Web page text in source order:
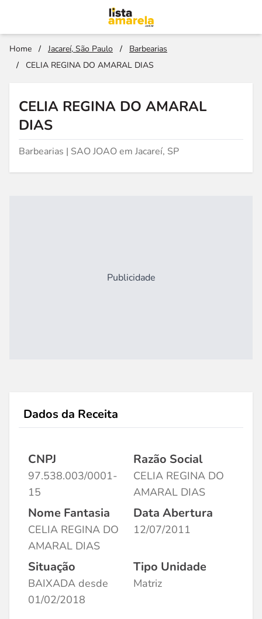
Home / Jacareí, São Paulo /
Barbearias
/
CELIA REGINA DO AMARAL DIAS
CELIA REGINA DO AMARAL
DIAS
Barbearias | SAO JOAO em Jacareí, SP
Publicidade
Dados da Receita
CNPJ
97.538.003/0001-
15
Razão Social
CELIA REGINA DO
AMARAL DIAS
Nome Fantasia
CELIA REGINA DO
AMARAL DIAS
Data Abertura
12/07/2011
Situação
BAIXADA desde
01/02/2018
Tipo Unidade
Matriz